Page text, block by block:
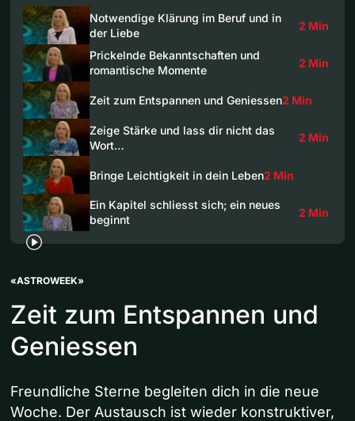
Notwendige Klärung im Beruf und in
der Liebe
2 Min
Prickelnde Bekanntschaften und
romantische Momente
2 Min
Zeit zum Entspannen und Geniessen2 Min
Zeige Stärke und lass dir nicht das
Wort…
2 Min
Bringe Leichtigkeit in dein Leben2 Min
Ein Kapitel schliesst sich; ein neues
beginnt
2 Min
«ASTROWEEK»
Zeit zum Entspannen und
Geniessen
Freundliche Sterne begleiten dich in die neue
Woche. Der Austausch ist wieder konstruktiver,